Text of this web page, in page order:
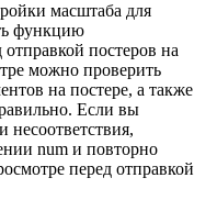
масштаба для
функцию
постеров на
можно проверить
на постере, а также
Если вы
несоответствия,
num и повторно
перед отправкой